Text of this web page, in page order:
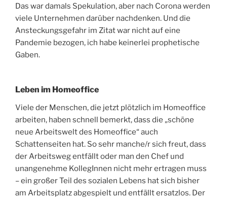
Das war damals Spekulation, aber nach Corona werden
viele Unternehmen darüber nachdenken. Und die
Ansteckungsgefahr im Zitat war nicht auf eine
Pandemie bezogen, ich habe keinerlei prophetische
Gaben.
Leben im Homeoffice
Viele der Menschen, die jetzt plötzlich im Homeoffice
arbeiten, haben schnell bemerkt, dass die „schöne
neue Arbeitswelt des Homeoffice“ auch
Schattenseiten hat. So sehr manche/r sich freut, dass
der Arbeitsweg entfällt oder man den Chef und
unangenehme KollegInnen nicht mehr ertragen muss
– ein großer Teil des sozialen Lebens hat sich bisher
am Arbeitsplatz abgespielt und entfällt ersatzlos. Der